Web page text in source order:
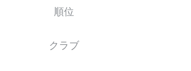
順位
クラブ
スターティングメンバー